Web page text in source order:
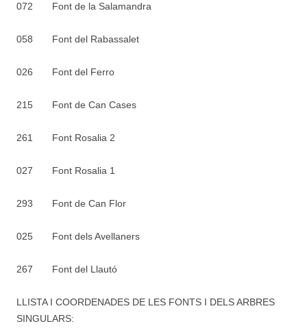
072 Font de la Salamandra
058 Font del Rabassalet
026 Font del Ferro
215 Font de Can Cases
261 Font Rosalia 2
027 Font Rosalia 1
293 Font de Can Flor
025 Font dels Avellaners
267 Font del Llautó
LLISTA I COORDENADES DE LES FONTS I DELS ARBRES
SINGULARS: